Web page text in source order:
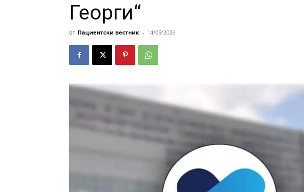
Георги“
от Пациентски вестник - 14/05/2026